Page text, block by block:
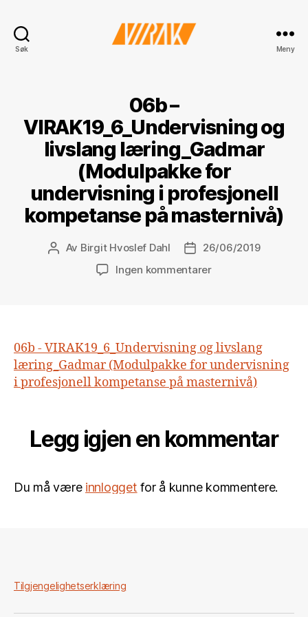
Søk Meny
06b –
VIRAK19_6_Undervisning og
livslang læring_Gadmar
(Modulpakke for
undervisning i profesjonell
kompetanse på masternivå)
Innleggsforfatter
Av Birgit Hvoslef Dahl Publiseringsdato
26/06/2019
Ingen kommentarertil
livslang
læring_Gadmar
(Modulpakke
for
profesjonell
kompetanse
masternivå)
06b - VIRAK19_6_Undervisning og livslang
læring_Gadmar (Modulpakke for undervisning
i profesjonell kompetanse på masternivå)
Legg igjen en kommentar
Du må være innlogget for å kunne kommentere.
Tilgjengelighetserklæring